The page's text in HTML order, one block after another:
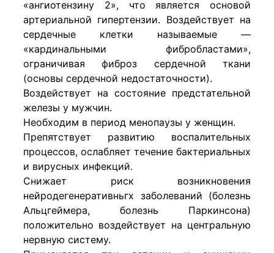
«ангиотен­зину 2», что является основой
артериальной гипертен­зии. Воздействует на
сердечные клетки называемые —
«кардинальными фибробластами»,
ограничивая фиб­роз сердечной ткани
(основы сердечной недостаточ­ности).
Воздействует на состояние предстательной
железы у мужчин.
Необходим в период мено­паузы у женщин.
Препятствует развитию воспалительных
процессов, ослабляет течение бактериальных
и вирусных инфек­ций.
Снижает риск возникновения
нейродегенеративньгх заболеваний (болезнь
Альцгеймера, болезнь Паркин­сона)
положительно воздействует на центральную
нервную систему.